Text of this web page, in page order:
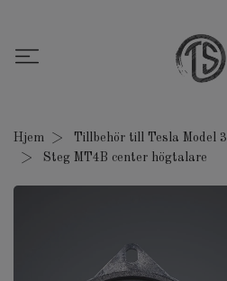
Hjem
Tillbehör till Tesla Model 3
Steg MT4B center högtalare